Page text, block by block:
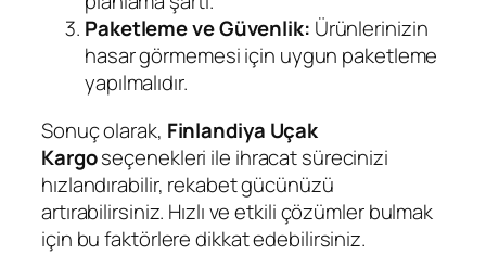
Paketleme ve Güvenlik: Ürünlerinizin
hasar görmemesi için uygun paketleme
yapılmalıdır.
Sonuç olarak, Finlandiya Uçak
Kargoseçenekleri ile ihracat sürecinizi
hızlandırabilir, rekabet gücünüzü
artırabilirsiniz. Hızlı ve etkili çözümler bulmak
için bu faktörlere dikkat edebilirsiniz.